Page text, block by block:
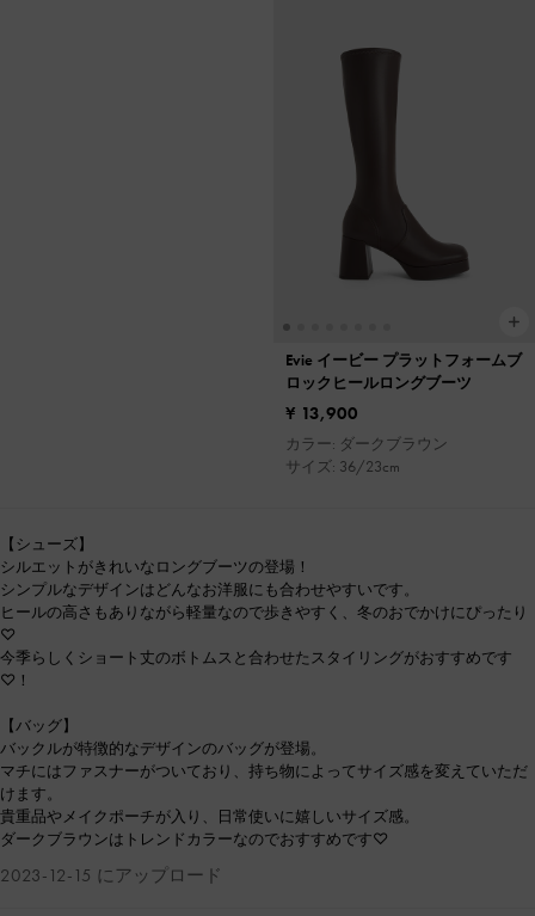
Evie イービー プラットフォームブ
ロックヒールロングブーツ
¥ 13,900
カラー: ダークブラウン
サイズ: 36/23cm
【シューズ】
シルエットがきれいなロングブーツの登場！
シンプルなデザインはどんなお洋服にも合わせやすいです。
ヒールの高さもありながら軽量なので歩きやすく、冬のおでかけにぴったり
♡
今季らしくショート丈のボトムスと合わせたスタイリングがおすすめです
♡！
【バッグ】
バックルが特徴的なデザインのバッグが登場。
マチにはファスナーがついており、持ち物によってサイズ感を変えていただ
けます。
貴重品やメイクポーチが入り、日常使いに嬉しいサイズ感。
ダークブラウンはトレンドカラーなのでおすすめです♡
2023-12-15 にアップロード